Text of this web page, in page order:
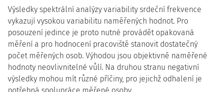
Výsledky spektrální analýzy variability srdeční frekvence
vykazují vysokou variabilitu naměřených hodnot. Pro
posouzení jedince je proto nutné provádět opakovaná
měření a pro hodnocení pracoviště stanovit dostatečný
počet měřených osob. Výhodou jsou objektivně naměřené
hodnoty neovlivnitelné vůlí. Na druhou stranu negativní
výsledky mohou mít různé příčiny, pro jejichž odhalení je